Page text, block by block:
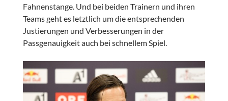
Fahnenstange. Und bei beiden Trainern und ihren
Teams geht es letztlich um die entsprechenden
Justierungen und Verbesserungen in der
Passgenauigkeit auch bei schnellem Spiel.